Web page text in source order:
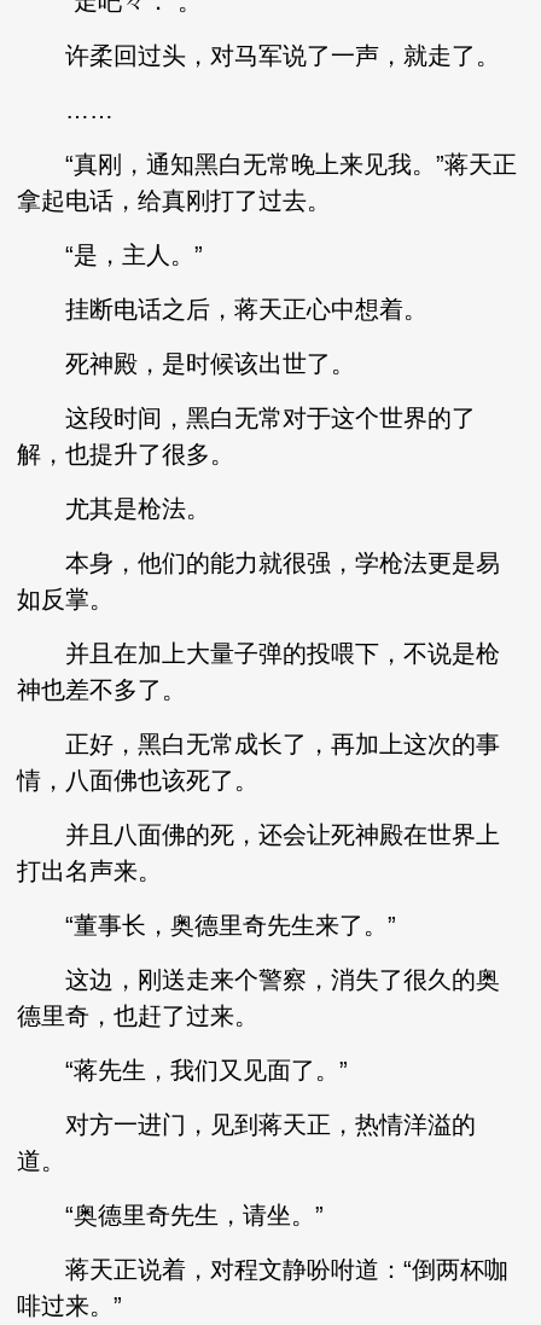
许柔回过头，对马军说了一声，就走了。
……
“真刚，通知黑白无常晚上来见我。”蒋天正
拿起电话，给真刚打了过去。
“是，主人。”
挂断电话之后，蒋天正心中想着。
死神殿，是时候该出世了。
这段时间，黑白无常对于这个世界的了
解，也提升了很多。
尤其是枪法。
本身，他们的能力就很强，学枪法更是易
如反掌。
并且在加上大量子弹的投喂下，不说是枪
神也差不多了。
正好，黑白无常成长了，再加上这次的事
情，八面佛也该死了。
并且八面佛的死，还会让死神殿在世界上
打出名声来。
“董事长，奥德里奇先生来了。”
这边，刚送走来个警察，消失了很久的奥
德里奇，也赶了过来。
“蒋先生，我们又见面了。”
对方一进门，见到蒋天正，热情洋溢的
道。
“奥德里奇先生，请坐。”
蒋天正说着，对程文静吩咐道：“倒两杯咖
啡过来。”